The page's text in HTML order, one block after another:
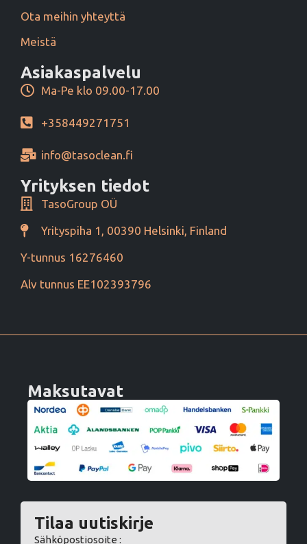
Ota meihin yhteyttä
Meistä
Asiakaspalvelu
Ma-Pe klo 09.00-17.00
+358449271751
info@tasoclean.fi
Yrityksen tiedot
TasoGroup OÜ
Yrityspiha 1, 00390 Helsinki, Finland
Y-tunnus 16276460
Alv tunnus EE102393796
Maksutavat
Tilaa uutiskirje
Sähköpostiosoite :